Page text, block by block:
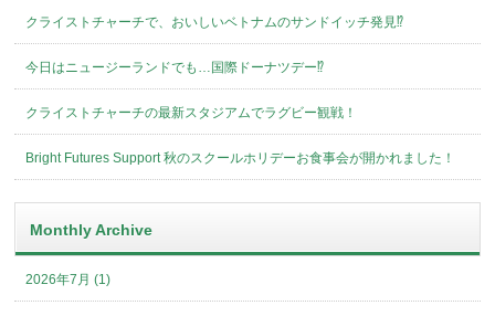
クライストチャーチで、おいしいベトナムのサンドイッチ発見⁉︎
今日はニュージーランドでも…国際ドーナツデー⁉︎
クライストチャーチの最新スタジアムでラグビー観戦！
Bright Futures Support 秋のスクールホリデーお食事会が開かれました！
Monthly Archive
2026年7月 (1)